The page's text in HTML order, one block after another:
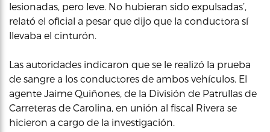
lesionadas, pero leve. No hubieran sido expulsadas’,
relató el oficial a pesar que dijo que la conductora sí
llevaba el cinturón.
Las autoridades indicaron que se le realizó la prueba
de sangre a los conductores de ambos vehículos. El
agente Jaime Quiñones, de la División de Patrullas de
Carreteras de Carolina, en unión al fiscal Rivera se
hicieron a cargo de la investigación.